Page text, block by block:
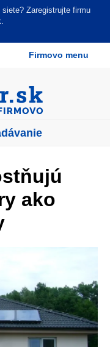
Zaregistrujte firmu
Firmovo menu
ako